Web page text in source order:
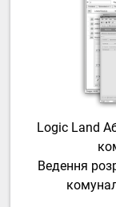
Logic Land
Ведення